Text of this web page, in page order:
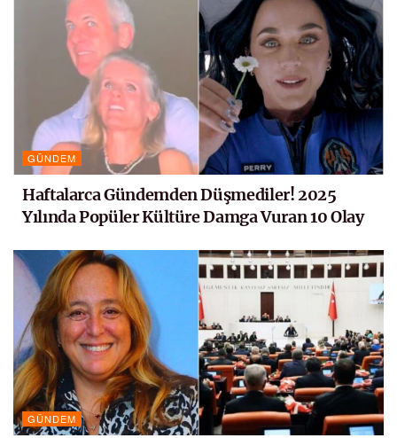
GÜNDEM
Haftalarca Gündemden Düşmediler! 2025
Yılında Popüler Kültüre Damga Vuran 10 Olay
GÜNDEM